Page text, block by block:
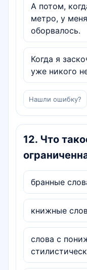
А потом,
метро, у
оборвалось.
Когда я
уже никого
Нашли ошибку?
12. Что
бранные
книжные
слова с